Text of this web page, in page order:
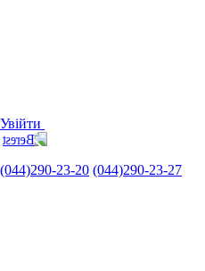
Увійти
(044)290-23-20 (044)290-23-27